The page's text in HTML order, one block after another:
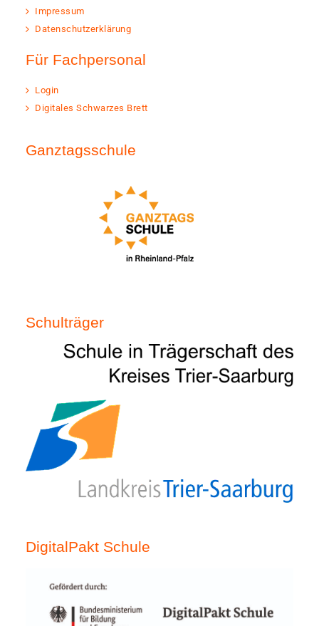
Impressum
Datenschutzerklärung
Für Fachpersonal
Login
Digitales Schwarzes Brett
Ganztagsschule
Schulträger
DigitalPakt Schule